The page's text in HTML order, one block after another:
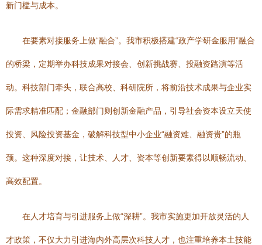
新门槛与成本。
在要素对接服务上做“融合”。我市积极搭建“政产学研金服用”融合
的桥梁，定期举办科技成果对接会、创新挑战赛、投融资路演等活
动。科技部门牵头，联合高校、科研院所，将前沿技术成果与企业实
际需求精准匹配；金融部门则创新金融产品，引导社会资本设立天使
投资、风险投资基金，破解科技型中小企业“融资难、融资贵”的瓶
颈。这种深度对接，让技术、人才、资本等创新要素得以顺畅流动、
高效配置。
在人才培育与引进服务上做“深耕”。我市实施更加开放灵活的人
才政策，不仅大力引进海内外高层次科技人才，也注重培养本土技能